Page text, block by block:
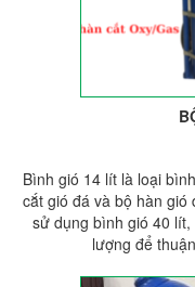
Bình gió 14 lít là loại
cắt gió đá và bộ hàn
sử dụng bình gió 40
lượng để